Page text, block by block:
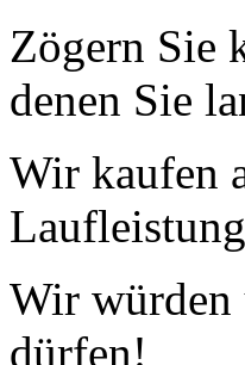
Zögern Sie
denen Sie
Wir kaufen
Wir würden
dürfen!